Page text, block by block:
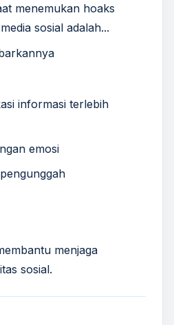
menemukan hoaks
sosial adalah...
informasi terlebih
emosi
menjaga
sosial.